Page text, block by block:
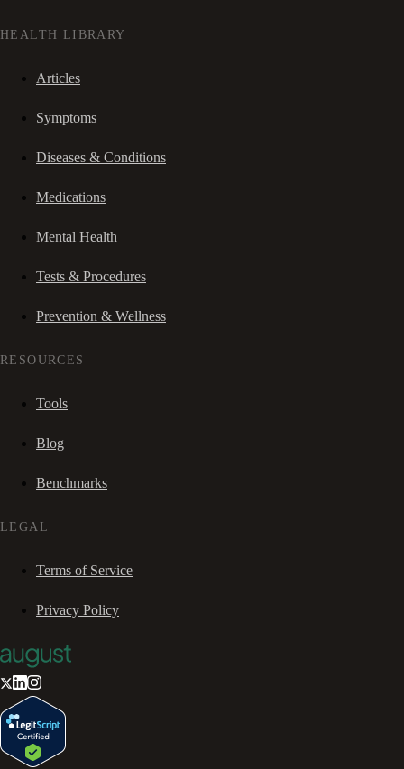
HEALTH LIBRARY
Articles
Symptoms
Diseases & Conditions
Medications
Mental Health
Tests & Procedures
Prevention & Wellness
RESOURCES
Tools
Blog
Benchmarks
LEGAL
Terms of Service
Privacy Policy